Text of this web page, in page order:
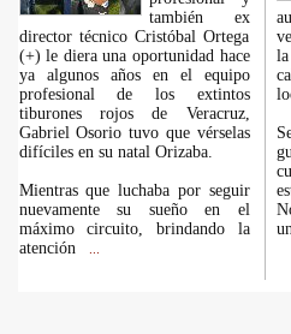
también ex
director técnico Cristóbal Ortega
(+) le diera una oportunidad hace
ya algunos años en el equipo
profesional de los extintos
tiburones rojos de Veracruz,
Gabriel Osorio tuvo que vérselas
difíciles en su natal Orizaba.
Mientras que luchaba por seguir
nuevamente su sueño en el
máximo circuito, brindando la
atención